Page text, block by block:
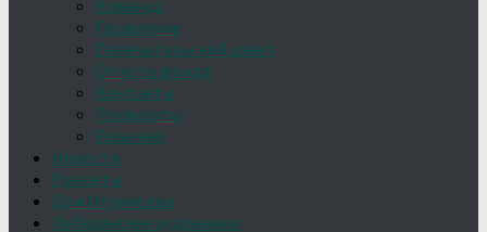
Команда
Правление
Попечительский совет
Отчёты фонда
Контакты
Реквизиты
Решение
Новости
Проекты
Дом Игумновых
Лебедянские художники